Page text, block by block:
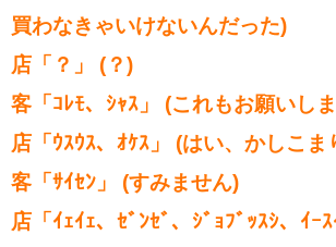
買わなきゃいけないんだった)
店「？」 (？)
客「ｺﾚﾓ、ｼｬｽ」 (これもお願いし
店「ｳｽｳｽ、ｵｹｽ」 (はい、かしこま
客「ｻｲｾﾝ」 (すみません)
店「ｲｪｲｪ、ｾﾞﾝｾﾞ、ｼﾞｮﾌﾞｯｽｼ、ｲｰ